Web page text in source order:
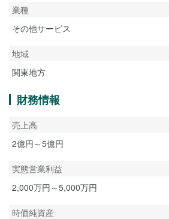
業種
その他サービス
地域
関東地方
財務情報
売上高
2億円～5億円
実態営業利益
2,000万円～5,000万円
時価純資産